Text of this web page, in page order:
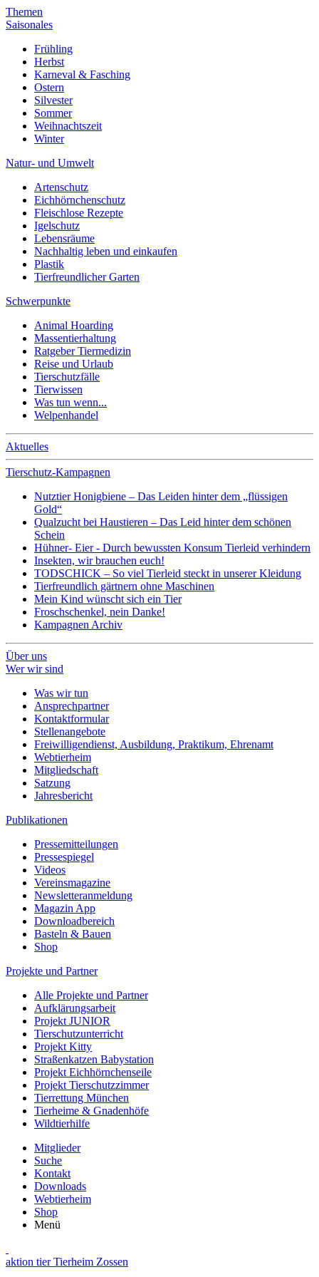
Themen
Saisonales
Frühling
Herbst
Karneval & Fasching
Ostern
Silvester
Sommer
Weihnachtszeit
Winter
Natur- und Umwelt
Artenschutz
Eichhörnchenschutz
Fleischlose Rezepte
Igelschutz
Lebensräume
Nachhaltig leben und einkaufen
Plastik
Tierfreundlicher Garten
Schwerpunkte
Animal Hoarding
Massentierhaltung
Ratgeber Tiermedizin
Reise und Urlaub
Tierschutzfälle
Tierwissen
Was tun wenn...
Welpenhandel
Aktuelles
Tierschutz-Kampagnen
Nutztier Honigbiene – Das Leiden hinter dem „flüssigen
Gold“
Qualzucht bei Haustieren – Das Leid hinter dem schönen
Schein
Hühner- Eier - Durch bewussten Konsum Tierleid verhindern
Insekten, wir brauchen euch!
TODSCHICK – So viel Tierleid steckt in unserer Kleidung
Tierfreundlich gärtnern ohne Maschinen
Mein Kind wünscht sich ein Tier
Froschschenkel, nein Danke!
Kampagnen Archiv
Über uns
Wer wir sind
Was wir tun
Ansprechpartner
Kontaktformular
Stellenangebote
Freiwilligendienst, Ausbildung, Praktikum, Ehrenamt
Webtierheim
Mitgliedschaft
Satzung
Jahresbericht
Publikationen
Pressemitteilungen
Pressespiegel
Videos
Vereinsmagazine
Newsletteranmeldung
Magazin App
Downloadbereich
Basteln & Bauen
Shop
Projekte und Partner
Alle Projekte und Partner
Aufklärungsarbeit
Projekt JUNIOR
Tierschutzunterricht
Projekt Kitty
Straßenkatzen Babystation
Projekt Eichhörnchenseile
Projekt Tierschutzzimmer
Tierrettung München
Tierheime & Gnadenhöfe
Wildtierhilfe
Mitglieder
Suche
Kontakt
Downloads
Webtierheim
Shop
Menü
aktion tier Tierheim Zossen